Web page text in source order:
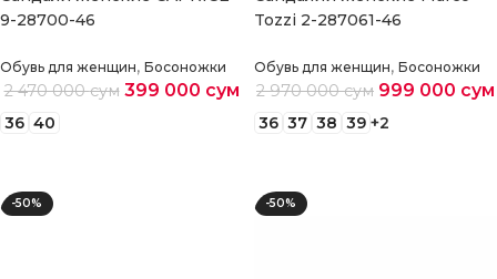
9-28700-46
Обувь для женщин, Босоножки
2 470 000сум 399 000 сум
36 40
Tozzi 2-287061-46
Обувь для женщин, Босоножки
2 970 000сум 999 000 сум
36 37 38 39 +2
-50% -50%